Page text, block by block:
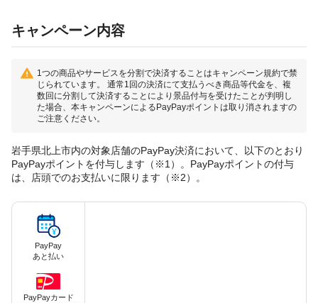
キャンペーン内容
1つの商品やサービスを分割で決済することはキャンペーン規約で禁
じられています。 通常1回の決済にて支払うべき商品等代金を、複
数回に分割して決済することにより景品付与を受けたことが判明し
た場合、本キャンペーンによるPayPayポイントは取り消されますの
ご注意ください。
岩手県北上市内の対象店舗のPayPay決済において、以下のとおり
PayPayポイントを付与します（※1）。PayPayポイントの付与
は、店頭でのお支払いに限ります（※2）。
PayPay
あと払い
PayPayカード